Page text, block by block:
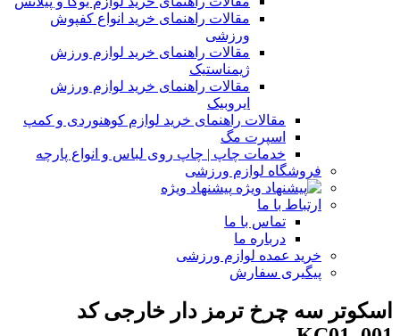
مقالات راهنمای خرید انواع کفپوش
ورزشی
مقالات راهنمای خرید لوازم ورزش
ژیمناستیک
مقالات راهنمای خرید لوازم ورزش
ایروبیک
مقالات راهنمای خرید لوازم کوهنوردی و کمپ
اسپرت مگ
خدمات چاپ | چاپ روی لباس و انواع پارچه
فروشگاه لوازم ورزشی
پیشنهاد ویژه
ارتباط با ما
تماس با ما
درباره ما
خرید عمده لوازم ورزشی
پیگیری سفارش
اسکوتر سه چرخ ترمز دار خارجی کد